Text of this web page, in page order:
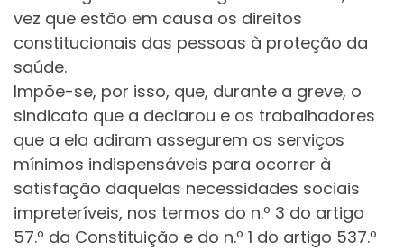
vez que estão em causa os direitos
constitucionais das pessoas à proteção da
saúde.
Impõe-se, por isso, que, durante a greve, o
sindicato que a declarou e os trabalhadores
que a ela adiram assegurem os serviços
mínimos indispensáveis para ocorrer à
satisfação daquelas necessidades sociais
impreteríveis, nos termos do n.º 3 do artigo
57.º da Constituição e do n.º 1 do artigo 537.º